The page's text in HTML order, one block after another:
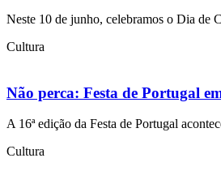
Neste 10 de junho, celebramos o Dia de
Cultura
Não perca: Festa de Portugal
A 16ª edição da Festa de Portugal
Cultura